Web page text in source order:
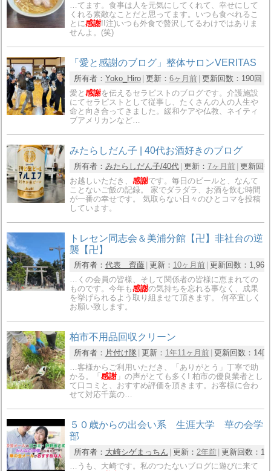
…てます。食事は人を元気にしてくれて、幸せにして
くれる素敵なことだと思ってます。いつも食べれるこ
とに感謝!!注)いつも外食で贅沢してるわけではありま
せんよ。(笑)
「愛と感謝のブログ」整体サロンVERITAS
所有者： Yoko_Hiro 更新： 6ヶ月前 更新回数： 190回
愛と感謝を伝えるセラピストのブログです。介護施設
にてセラピストとして従事し、たくさんの人の人生や
命と向き合ってきました。緩和ケアや仏教、ネイティ
ブアメリカンなど…
みたらしだん子 | 40代お酒好きのブログ
所有者： みたらしだん子/40代 更新： 7ヶ月前 更新回
お越しいただき、感謝です。毎日のビールと、なんて
ことないご飯の記録。 家でダラダラ、お酒を飲む時間
が一番の幸せです。 気取らない日々のひとコマを投稿
しています。
トレセン同志会＆美浦分館【卍】非社台の逆
襲【卍】
所有者： 代表 齊藤 更新： 10ヶ月前 更新回数： 1,962
…くの会員の皆様、そして関係者の皆様に恵まれての
ものです。今年も感謝の気持ちを忘れる事なく、成果
を挙げられるよう取り組ませて頂きます。 何卒宜しく
お願い致します。
柏市不用品回収クリーン
所有者： 片付け隊 更新： 1年11ヶ月前 更新回数： 14回
…客様からご利用いただき、「ありがとう」丁寧で助
かる。「感謝 」の声がとても多く! 柏市の優良業者とし
て口コミと、おすすめ評価を頂きます。お客様に合わ
せて対応千葉の…
５０歳からの出会い系 生涯大学 華の会学
部
所有者： 大崎シゲまっちん 更新： 2年前 更新回数： 10
…うも、大崎です。私のつたないブログに遊びに来て